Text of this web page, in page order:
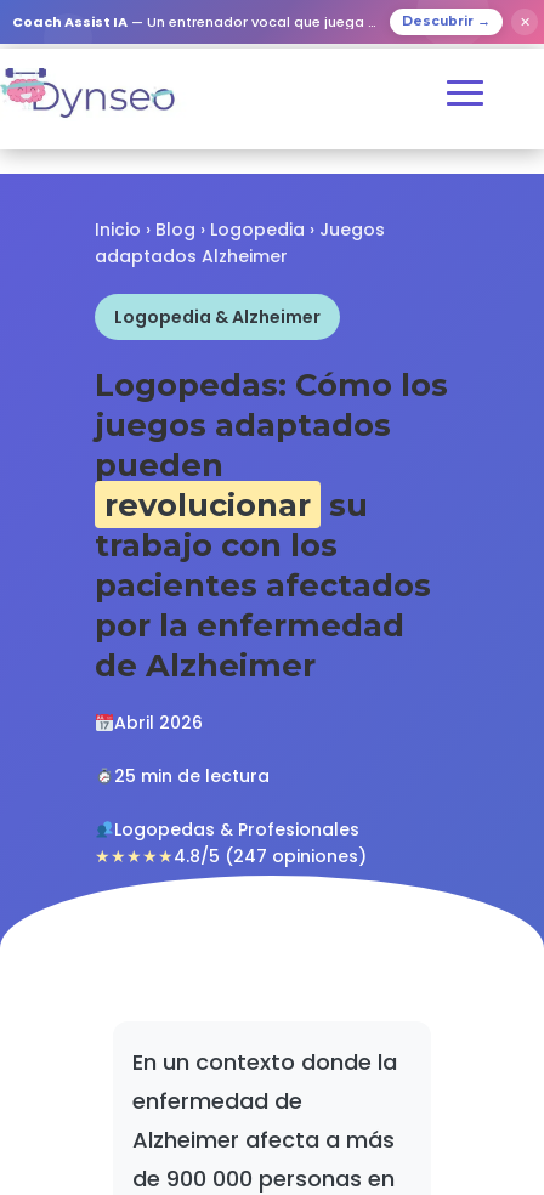
Coach Assist IA — Un entrenador vocal que juega con tus seres queridos Descubrir → ✕
Inicio › Blog › Logopedia › Juegos
adaptados Alzheimer
Logopedia & Alzheimer
Logopedas: Cómo los
juegos adaptados
pueden
revolucionar su
trabajo con los
pacientes afectados
por la enfermedad
de Alzheimer
Abril 2026
25 min de lectura
Logopedas & Profesionales
★★★★★4.8/5 (247 opiniones)
En un contexto donde la
enfermedad de
Alzheimer afecta a más
de 900 000 personas en